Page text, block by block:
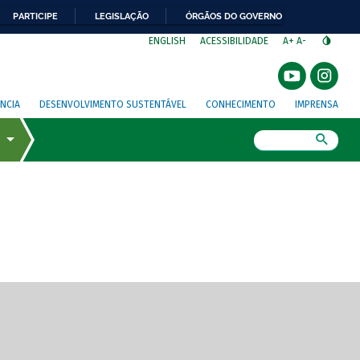
PARTICIPE LEGISLAÇÃO ÓRGÃOS DO GOVERNO
ENGLISH ACESSIBILIDADE A+ A-
DESENVOLVIMENTO SUSTENTÁVEL CONHECIMENTO IMPRENSA
de tela